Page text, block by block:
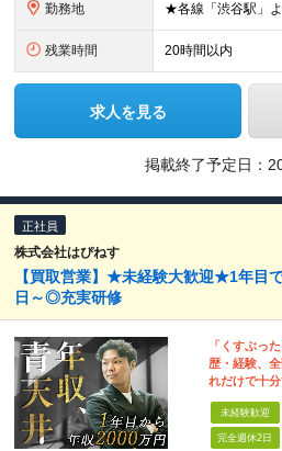
勤務地
残業時間 20時間以内
求人を見る
掲載終了予定日：
正社員
株式会社はぴねす
【買取営業】★未経験大歓迎★1年目
日～◎充実研修
「くすぶっ
歴・経験、
れだけで十分
未経験歓迎
完全週休2日